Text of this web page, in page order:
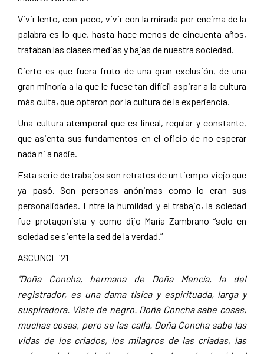
Vivir lento, con poco, vivir con la mirada por encima de la
palabra es lo que, hasta hace menos de cincuenta años,
trataban las clases medias y bajas de nuestra sociedad.
Cierto es que fuera fruto de una gran exclusión, de una
gran minoría a la que le fuese tan difícil aspirar a la cultura
más culta, que optaron por la cultura de la experiencia.
Una cultura atemporal que es lineal, regular y constante,
que asienta sus fundamentos en el oficio de no esperar
nada ni a nadie.
Esta serie de trabajos son retratos de un tiempo viejo que
ya pasó. Son personas anónimas como lo eran sus
personalidades. Entre la humildad y el trabajo, la soledad
fue protagonista y como dijo María Zambrano “solo en
soledad se siente la sed de la verdad.”
ASCUNCE ´21
“Doña Concha, hermana de Doña Mencía, la del
registrador, es una dama tísica y espirituada, larga y
suspiradora. Viste de negro. Doña Concha sabe cosas,
muchas cosas, pero se las calla. Doña Concha sabe las
vidas de los criados, los milagros de las criadas, las